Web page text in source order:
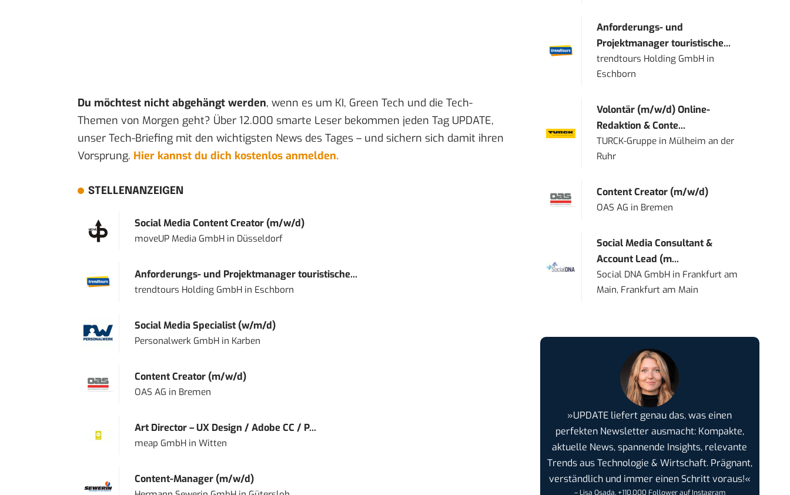
Du möchtest nicht abgehängt werden, wenn es um KI, Green Tech und die Tech-
Themen von Morgen geht? Über 12.000 smarte Leser bekommen jeden Tag UPDATE,
unser Tech-Briefing mit den wichtigsten News des Tages – und sichern sich damit ihren
Vorsprung. Hier kannst du dich kostenlos anmelden.
STELLENANZEIGEN
Social Media Content Creator (m/w/d)
moveUP Media GmbHin Düsseldorf
Anforderungs- und Projektmanager touristische...
trendtours Holding GmbHin Eschborn
Social Media Specialist (w/m/d)
Personalwerk GmbHin Karben
Content Creator (m/w/d)
OAS AG in Bremen
Art Director – UX Design / Adobe CC / P...
meap GmbHin Witten
Content-Manager (m/w/d)
Anforderungs- und
Projektmanager touristische...
trendtours Holding GmbH in
Eschborn
Volontär (m/w/d) Online-
Redaktion & Conte...
TURCK-Gruppe in Mülheim an der
Ruhr
Content Creator (m/w/d)
OAS AG in Bremen
Social Media Consultant &
Account Lead (m...
Social DNA GmbH in Frankfurt am
Main, Frankfurt am Main
»UPDATE liefert genau das, was einen
perfekten Newsletter ausmacht: Kompakte,
aktuelle News, spannende Insights, relevante
Trends aus Technologie & Wirtschaft. Prägnant,
verständlich und immer einen Schritt voraus!«
– Lisa Osada, +110.000 Follower auf Instagram